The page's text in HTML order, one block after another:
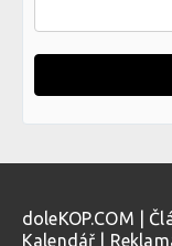
doleKOP.COM
Kalendář